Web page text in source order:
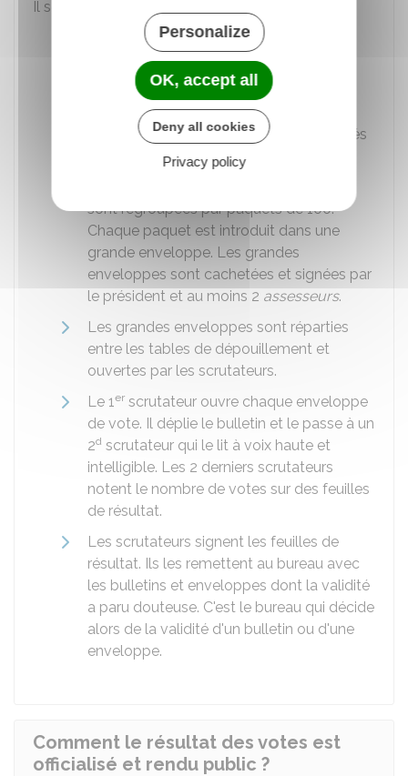
Il se décompose en plusieurs étapes :
Les membres du bureau comptent les
émargements.
L'urne est ouverte. Le nombre
d'enveloppes et le nombre de bulletins
sans enveloppe sont vérifiés et comparés
au nombre d'émargements.
sont regroupées par paquets de 100.
Chaque paquet est introduit dans une
grande enveloppe. Les grandes
enveloppes sont cachetées et signées par
le président et au moins 2 assesseurs.
Les grandes enveloppes sont réparties
entre les tables de dépouillement et
ouvertes par les scrutateurs.
Le 1er scrutateur ouvre chaque enveloppe
de vote. Il déplie le bulletin et le passe à un
2d scrutateur qui le lit à voix haute et
intelligible. Les 2 derniers scrutateurs
notent le nombre de votes sur des feuilles
de résultat.
Les scrutateurs signent les feuilles de
résultat. Ils les remettent au bureau avec
les bulletins et enveloppes dont la validité
a paru douteuse. C'est le bureau qui décide
alors de la validité d'un bulletin ou d'une
enveloppe.
Comment le résultat des votes est
officialisé et rendu public ?
Personalize
OK, accept all
Deny all cookies
Privacy policy